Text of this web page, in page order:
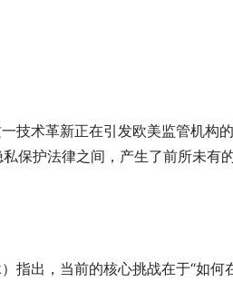
技术革新正在引发欧美监管机构
保护法律之间，产生了前所未有
指出，当前的核心挑战在于“如何